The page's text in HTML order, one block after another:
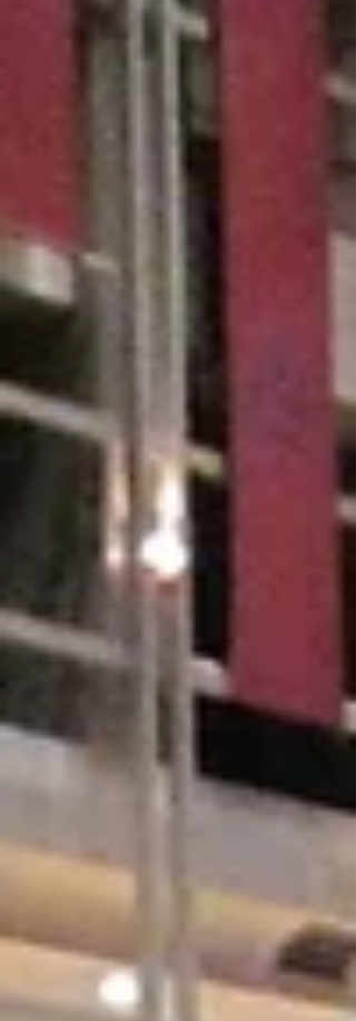
ライン： C 会 場：犬山南部公民館（詳し
お部屋は当日お知らせされます）...